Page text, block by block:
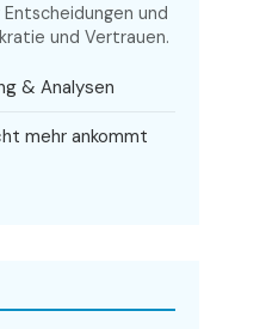
und
und Vertrauen.
& Analysen
mehr ankommt